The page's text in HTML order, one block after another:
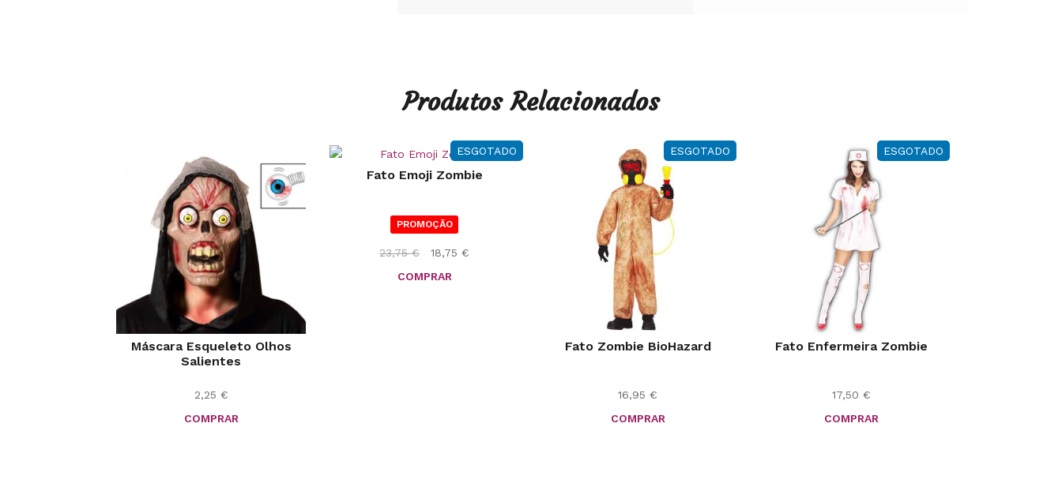
Produtos Relacionados
Máscara Esqueleto Olhos
Salientes
2,25 €
COMPRAR
ESGOTADO
Fato Emoji Zombie
PROMOÇÃO
23,75€
O18,75 €O
COMPRAR
ESGOTADO
Fato Zombie BioHazard
16,95 €
COMPRAR
ESGOTADO
Fato Enfermeira Zombie
17,50 €
COMPRAR